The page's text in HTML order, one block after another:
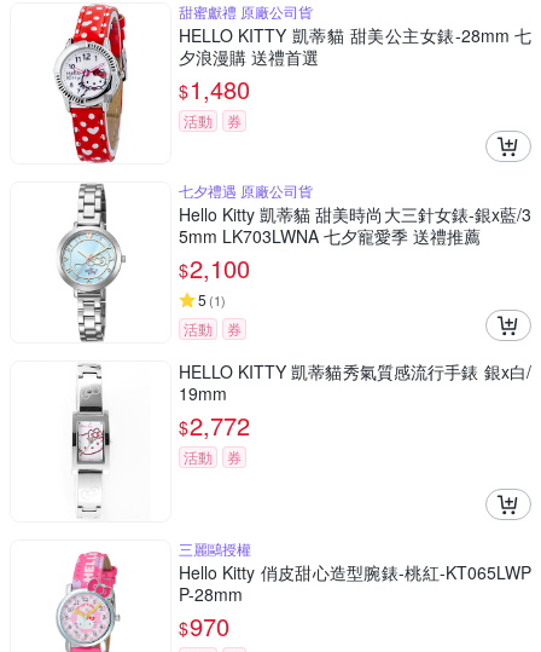
甜蜜獻禮 原廠公司貨
HELLO KITTY 凱蒂貓 甜美公主女錶-28mm 七
夕浪漫購 送禮首選
$1,480
活動 券
七夕禮遇 原廠公司貨
Hello Kitty 凱蒂貓 甜美時尚大三針女錶-銀x藍/3
5mm LK703LWNA 七夕寵愛季 送禮推薦
$2,100
5 (1)
活動 券
HELLO KITTY 凱蒂貓秀氣質感流行手錶 銀x白/
19mm
$2,772
活動 券
三麗鷗授權
Hello Kitty 俏皮甜心造型腕錶-桃紅-KT065LWP
P-28mm
$970